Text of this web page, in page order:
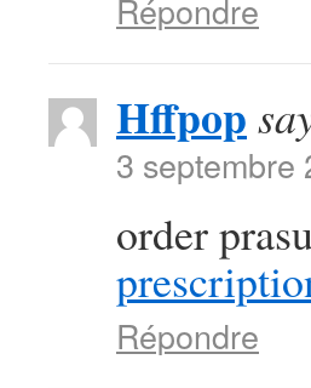
Répondre
Hffpop
3 septembre
order
Répondre